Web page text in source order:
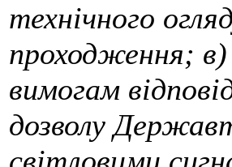
технічного
проходження; в)
вимогам
дозволу